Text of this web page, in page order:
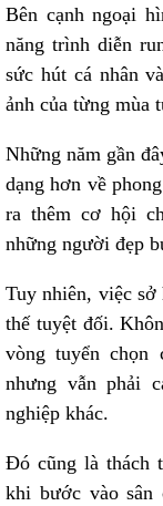
Bên cạnh ngoại
năng trình diễn
sức hút cá nhân
ảnh của từng mùa
Những năm gần
dạng hơn về
ra thêm cơ hội
những người đẹp
Tuy nhiên, việc
thế tuyệt đối.
vòng tuyển chọn
nhưng vẫn phải
nghiệp khác.
Đó cũng là thách
khi bước vào sân